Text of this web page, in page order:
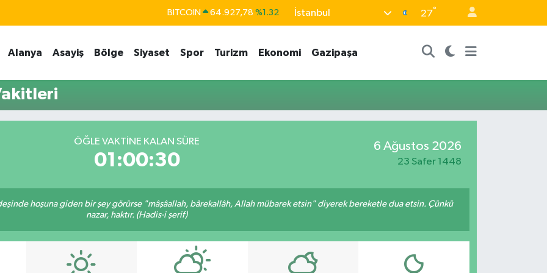
BITCOIN 64.927,78 %1.32
EURO 55,0398 %-0.02
STERLİN 64,1581 %0.16
BİST100 13.703 %11
İstanbul 27°
Alanya Asayiş Bölge Siyaset Spor Turizm Ekonomi Gazipaşa
ÖĞLE VAKTINE KALAN SÜRE
01:00:30
6 Ağustos 2026
23 Safer 1448
hoşuna giden bir şey görürse "mâşâallah, bârekallâh, Allah mübarek etsin" diyerek bereketle dua etsin. Çünkü
nazar, haktır. (Hadis-i şerif)